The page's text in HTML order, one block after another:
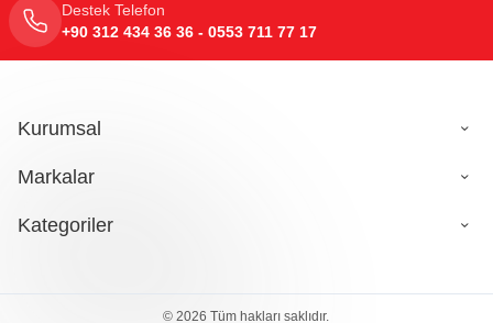
Sepete Ekle
Destek Telefon
+90 312 434 36 36 - 0553 711 77 17
Kurumsal
Markalar
Kategoriler
© 2026 Tüm hakları saklıdır.